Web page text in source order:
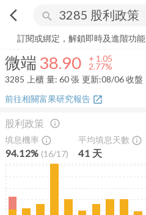
arrow_back_ios search
微端 38.90+ 2.77%
訂閱或綁定，解鎖即時及進階功能
微端 38.90 + 1.05
2.77%
3285
上櫃 量: 60張 更新:08/06 收盤
前往相關富果研究報告 open_in_new
股利政策 info_outline
填息機率 info_outline
94.12% (16/17)
平均填息天數 info_outline
41 天